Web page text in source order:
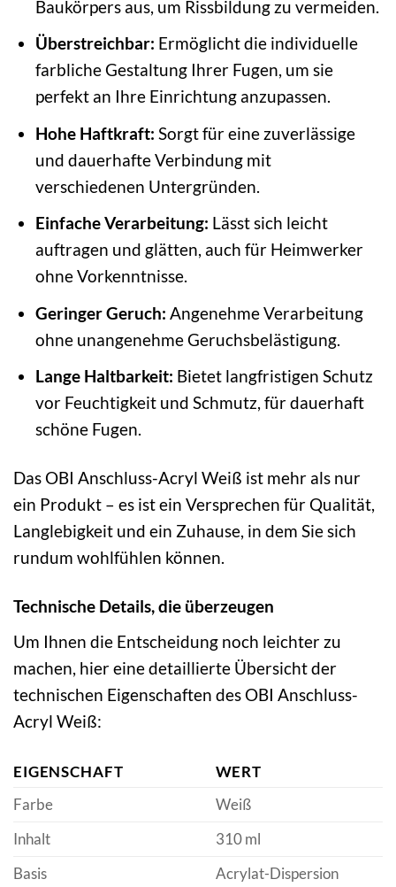
Baukörpers aus, um Rissbildung zu vermeiden.
Überstreichbar: Ermöglicht die individuelle
farbliche Gestaltung Ihrer Fugen, um sie
perfekt an Ihre Einrichtung anzupassen.
Hohe Haftkraft: Sorgt für eine zuverlässige
und dauerhafte Verbindung mit
verschiedenen Untergründen.
Einfache Verarbeitung: Lässt sich leicht
auftragen und glätten, auch für Heimwerker
ohne Vorkenntnisse.
Geringer Geruch: Angenehme Verarbeitung
ohne unangenehme Geruchsbelästigung.
Lange Haltbarkeit: Bietet langfristigen Schutz
vor Feuchtigkeit und Schmutz, für dauerhaft
schöne Fugen.
Das OBI Anschluss-Acryl Weiß ist mehr als nur
ein Produkt – es ist ein Versprechen für Qualität,
Langlebigkeit und ein Zuhause, in dem Sie sich
rundum wohlfühlen können.
Technische Details, die überzeugen
Um Ihnen die Entscheidung noch leichter zu
machen, hier eine detaillierte Übersicht der
technischen Eigenschaften des OBI Anschluss-
Acryl Weiß:
EIGENSCHAFT
WERT
Farbe
Weiß
Inhalt
310 ml
Basis
Acrylat-Dispersion